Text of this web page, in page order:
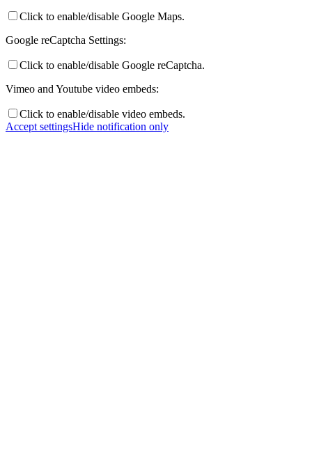
Click to enable/disable Google Maps.
Google reCaptcha Settings:
Click to enable/disable Google reCaptcha.
Vimeo and Youtube video embeds:
Click to enable/disable video embeds.
Accept settingsHide notification only